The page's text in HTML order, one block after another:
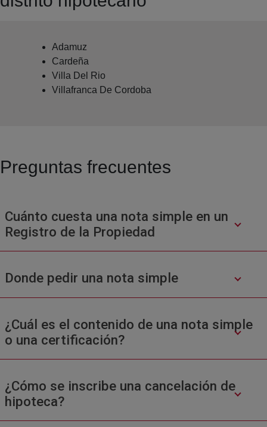
Adamuz
Cardeña
Villa Del Rio
Villafranca De Cordoba
Preguntas frecuentes
Cuánto cuesta una nota simple en un
Registro de la Propiedad
Donde pedir una nota simple
¿Cuál es el contenido de una nota simple
o una certificación?
¿Cómo se inscribe una cancelación de
hipoteca?